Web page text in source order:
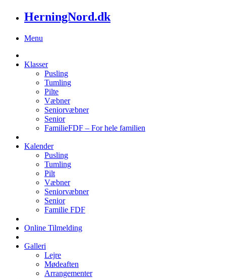
HerningNord.dk
Menu
Klasser
Pusling
Tumling
Pilte
Væbner
Seniorvæbner
Senior
FamilieFDF – For hele familien
Kalender
Pusling
Tumling
Pilt
Væbner
Seniorvæbner
Senior
Familie FDF
Online Tilmelding
Galleri
Lejre
Mødeaften
Arrangementer